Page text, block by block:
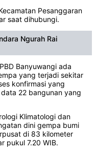
Pesanggaran
saat dihubungi.
Ngurah Rai
Banyuwangi ada
yang terjadi sekitar
konfirmasi yang
22 bangunan yang
Klimatologi dan
dini gempa bumi
di 83 kilometer
pukul 7.20 WIB.